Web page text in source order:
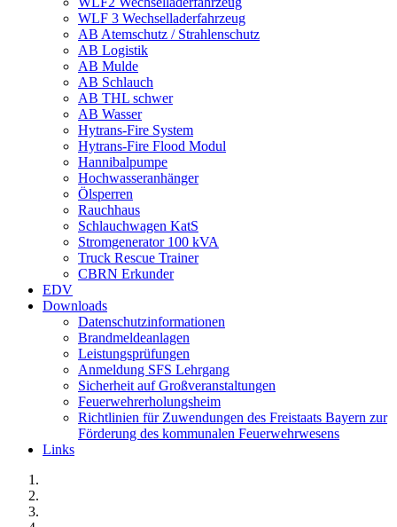
WLF 3 Wechselladerfahrzeug
AB Atemschutz / Strahlenschutz
AB Logistik
AB Mulde
AB Schlauch
AB THL schwer
AB Wasser
Hytrans-Fire System
Hytrans-Fire Flood Modul
Hannibalpumpe
Hochwasseranhänger
Ölsperren
Rauchhaus
Schlauchwagen KatS
Stromgenerator 100 kVA
Truck Rescue Trainer
CBRN Erkunder
EDV
Downloads
Datenschutzinformationen
Brandmeldeanlagen
Leistungsprüfungen
Anmeldung SFS Lehrgang
Sicherheit auf Großveranstaltungen
Feuerwehrerholungsheim
Richtlinien für Zuwendungen des Freistaats Bayern zur
Förderung des kommunalen Feuerwehrwesens
Links